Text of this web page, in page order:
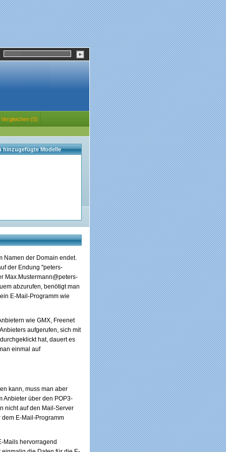
Vergleichen (0)
hinzugefügte Modelle
Namen der Domain endet.
der Endung "peters-
Max.Mustermann@peters-
abzurufen, benötigt man
E-Mail-Programm wie
wie GMX, Freenet
aufgerufen, sich mit
hat, dauert es
einmal auf
kann, muss man aber
Anbieter über den POP3-
nicht auf den Mail-Server
E-Mail-Programm
Mails hervorragend